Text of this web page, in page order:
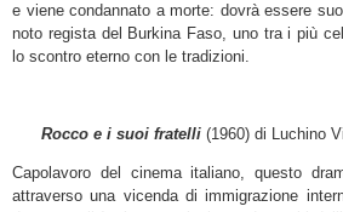
e viene condannato a morte: dovrà essere
noto regista del Burkina Faso, uno tra i più
lo scontro eterno con le tradizioni.
Rocco e i suoi fratelli (1960) di Luchino
Capolavoro del cinema italiano, questo
attraverso una vicenda di immigrazione